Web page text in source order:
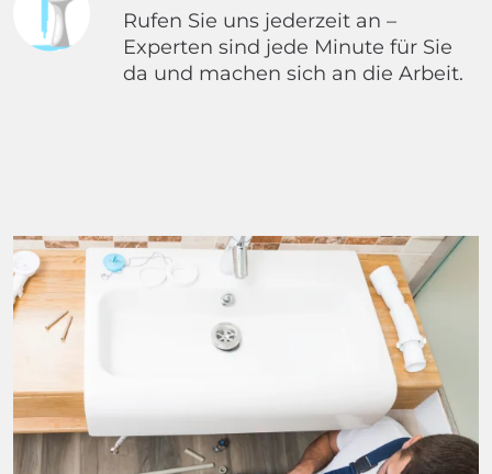
Rufen Sie uns jederzeit an –
Experten sind jede Minute für Sie
da und machen sich an die Arbeit.